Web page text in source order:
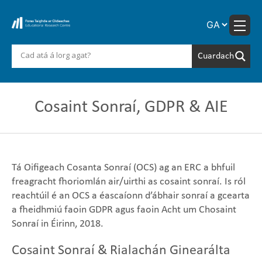
Cosaint Sonraí, GDPR & AIE
Tá Oifigeach Cosanta Sonraí (OCS) ag an ERC a bhfuil
freagracht fhoriomlán air/uirthi as cosaint sonraí. Is ról
reachtúil é an OCS a éascaíonn d’ábhair sonraí a gcearta
a fheidhmiú faoin GDPR agus faoin Acht um Chosaint
Sonraí in Éirinn, 2018.
Cosaint Sonraí & Rialachán Ginearálta